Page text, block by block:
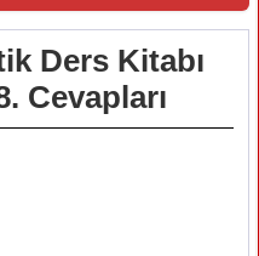
Ders Kitabı
Cevapları